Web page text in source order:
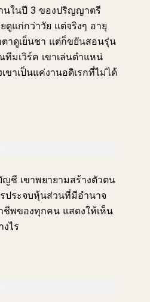
นในปี 3 ของปริญญาตรี
ดูแก่กว่าวัย แต่จริงๆ อายุ
ตาดูเย็นชา แต่ก็ขยันสอนรุ่น
มเวิร์ค เขาเล่นตำแหน่
าเป็นแค่งานอดิเรกที่ไม่ได้
ชี เขาพยายามสร้างตัวตน
ประจบหุ้นส่วนที่มีอำนาจ
ชีพของทุกคน แสดงให้เห็น
ไร